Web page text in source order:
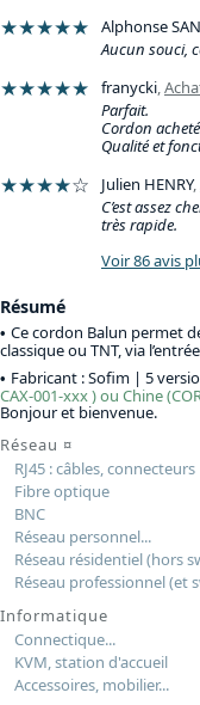
★★★★★ Alphonse
Aucun souci,
★★★★★ franycki,
Parfait.
Cordon
Qualité et
★★★★☆ Julien HENRY,
C’est assez
très rapide.
Voir 86 avis
Résumé
Ce cordon Balun permet
classique ou TNT, via
Fabricant : Sofim | 5
CAX-001-xxx ) ou Chine
Bonjour et bienvenue.
Réseau ¤
RJ45 : câbles, connecteurs
Fibre optique
BNC
Réseau personnel...
Réseau résidentiel (hors
Réseau professionnel (et
Informatique
Connectique...
KVM, station d'accueil
Accessoires, mobilier...